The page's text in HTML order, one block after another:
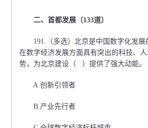
二、首都发展（133道）
191.（多选）北京是中国数字化发展
在数字经济发展方面具有突出的科技、
势，为北京建设（ ）提供了强大动能。
A.创新引领者
B.产业先行者